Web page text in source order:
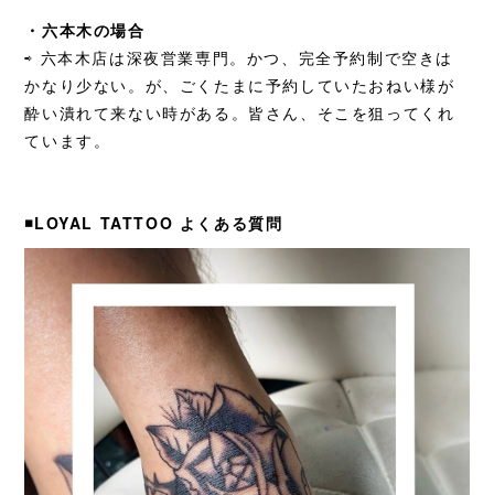
・六本木の場合
⇨ 六本木店は深夜営業専門。かつ、完全予約制で空きは
かなり少ない。が、ごくたまに予約していたおねい様が
酔い潰れて来ない時がある。皆さん、そこを狙ってくれ
ています。
◾️LOYAL TATTOO よくある質問